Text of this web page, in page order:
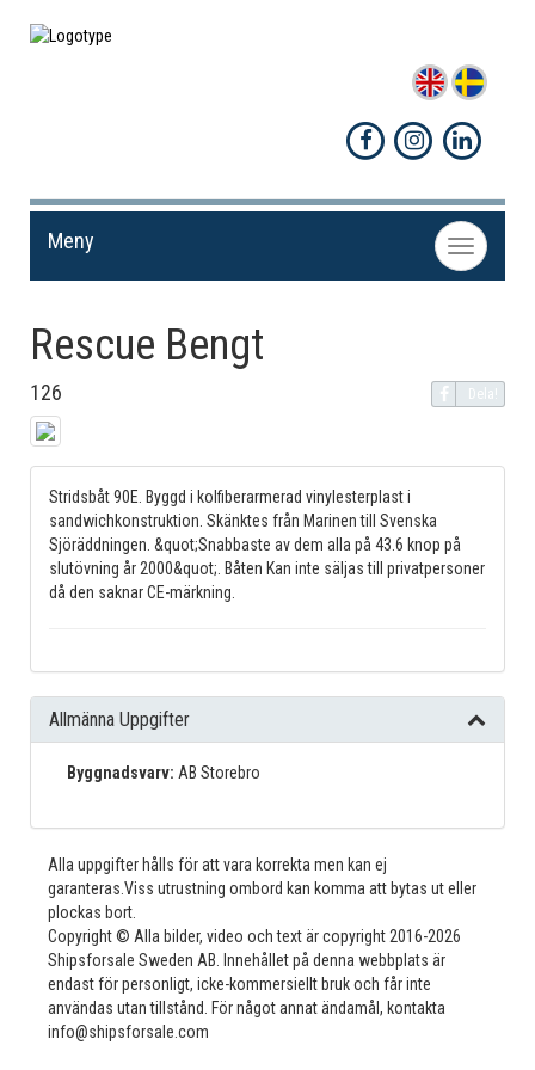
Toggle
navigation
Meny
Rescue Bengt
126 Dela!
Stridsbåt 90E. Byggd i kolfiberarmerad vinylesterplast i
sandwichkonstruktion. Skänktes från Marinen till Svenska
Sjöräddningen. &quot;Snabbaste av dem alla på 43.6 knop på
slutövning år 2000&quot;. Båten Kan inte säljas till privatpersoner
då den saknar CE-märkning.
Allmänna Uppgifter
Byggnadsvarv: AB Storebro
Alla uppgifter hålls för att vara korrekta men kan ej
garanteras.Viss utrustning ombord kan komma att bytas ut eller
plockas bort.
Copyright © Alla bilder, video och text är copyright 2016-2026
Shipsforsale Sweden AB. Innehållet på denna webbplats är
endast för personligt, icke-kommersiellt bruk och får inte
användas utan tillstånd. För något annat ändamål, kontakta
info@shipsforsale.com